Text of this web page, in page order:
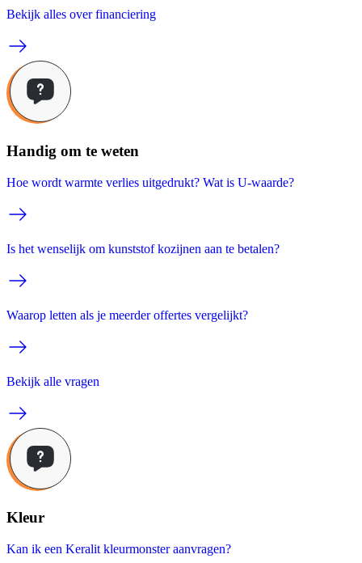
Bekijk alles over financiering
Handig om te weten
Hoe wordt warmte verlies uitgedrukt? Wat is U-waarde?
Is het wenselijk om kunststof kozijnen aan te betalen?
Waarop letten als je meerder offertes vergelijkt?
Bekijk alle vragen
Kleur
Kan ik een Keralit kleurmonster aanvragen?